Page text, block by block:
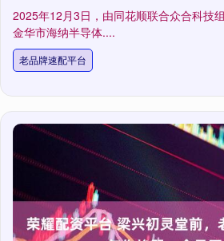
2025年12月3日，由同花顺联合众合科技
金华市海纳半导体....
老品牌速配平台